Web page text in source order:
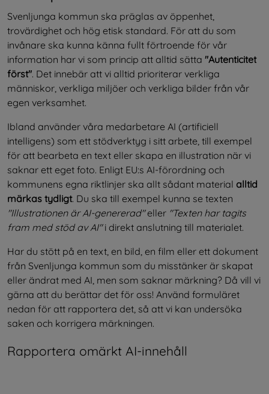
Svenljunga kommun ska präglas av öppenhet,
trovärdighet och hög etisk standard. För att du som
invånare ska kunna känna fullt förtroende för vår
information har vi som princip att alltid sätta "Autenticitet
först". Det innebär att vi alltid prioriterar verkliga
människor, verkliga miljöer och verkliga bilder från vår
egen verksamhet.
Ibland använder våra medarbetare AI (artificiell
intelligens) som ett stödverktyg i sitt arbete, till exempel
för att bearbeta en text eller skapa en illustration när vi
saknar ett eget foto. Enligt EU:s AI-förordning och
kommunens egna riktlinjer ska allt sådant material alltid
märkas tydligt
"Illustrationen är AI-genererad" eller "Texten har tagits
fram med stöd av AI" i direkt anslutning till materialet.
Har du stött på en text, en bild, en film eller ett dokument
från Svenljunga kommun som du misstänker är skapat
eller ändrat med AI, men som saknar märkning? Då vill vi
gärna att du berättar det för oss! Använd formuläret
nedan för att rapportera det, så att vi kan undersöka
saken och korrigera märkningen.
Rapportera omärkt AI-innehåll